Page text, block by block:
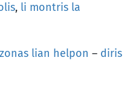
, li montris la
lian helpon – diris